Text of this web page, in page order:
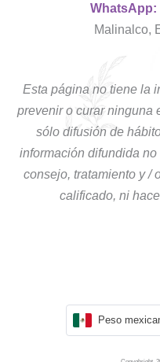
WhatsApp:
Malinalco,
Esta página no tiene la
prevenir o curar ninguna
sólo difusión de
información difundida
consejo, tratamiento y /
calificado, ni
Peso